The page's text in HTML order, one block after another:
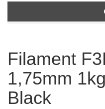
Filament
1,75mm
Black